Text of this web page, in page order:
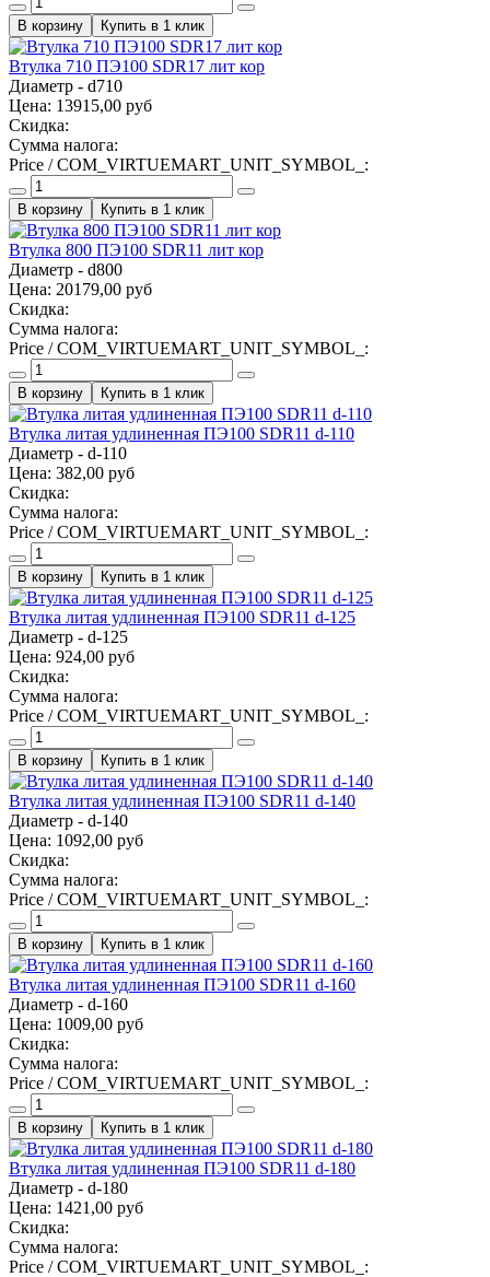
Купить в 1 клик
Втулка 710 ПЭ100 SDR17 лит кор
Диаметр - d710
Цена: 13915,00 руб
Скидка:
Сумма налога:
Price / COM_VIRTUEMART_UNIT_SYMBOL_:
Купить в 1 клик
Втулка 800 ПЭ100 SDR11 лит кор
Диаметр - d800
Цена: 20179,00 руб
Скидка:
Сумма налога:
Price / COM_VIRTUEMART_UNIT_SYMBOL_:
Купить в 1 клик
Втулка литая удлиненная ПЭ100 SDR11 d-110
Диаметр - d-110
Цена: 382,00 руб
Скидка:
Сумма налога:
Price / COM_VIRTUEMART_UNIT_SYMBOL_:
Купить в 1 клик
Втулка литая удлиненная ПЭ100 SDR11 d-125
Диаметр - d-125
Цена: 924,00 руб
Скидка:
Сумма налога:
Price / COM_VIRTUEMART_UNIT_SYMBOL_:
Купить в 1 клик
Втулка литая удлиненная ПЭ100 SDR11 d-140
Диаметр - d-140
Цена: 1092,00 руб
Скидка:
Сумма налога:
Price / COM_VIRTUEMART_UNIT_SYMBOL_:
Купить в 1 клик
Втулка литая удлиненная ПЭ100 SDR11 d-160
Диаметр - d-160
Цена: 1009,00 руб
Скидка:
Сумма налога:
Price / COM_VIRTUEMART_UNIT_SYMBOL_:
Купить в 1 клик
Втулка литая удлиненная ПЭ100 SDR11 d-180
Диаметр - d-180
Цена: 1421,00 руб
Скидка:
Сумма налога:
Price / COM_VIRTUEMART_UNIT_SYMBOL_: